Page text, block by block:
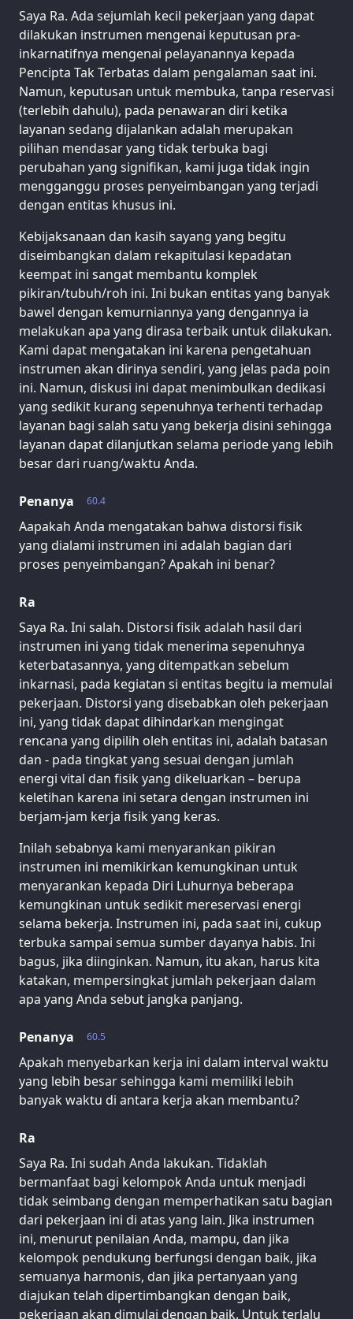
Saya Ra. Ada sejumlah kecil pekerjaan yang dapat
dilakukan instrumen mengenai keputusan pra-
inkarnatifnya mengenai pelayanannya kepada
Pencipta Tak Terbatas dalam pengalaman saat ini.
Namun, keputusan untuk membuka, tanpa reservasi
(terlebih dahulu), pada penawaran diri ketika
layanan sedang dijalankan adalah merupakan
pilihan mendasar yang tidak terbuka bagi
perubahan yang signifikan, kami juga tidak ingin
mengganggu proses penyeimbangan yang terjadi
dengan entitas khusus ini.
Kebijaksanaan dan kasih sayang yang begitu
diseimbangkan dalam rekapitulasi kepadatan
keempat ini sangat membantu komplek
pikiran/tubuh/roh ini. Ini bukan entitas yang banyak
bawel dengan kemurniannya yang dengannya ia
melakukan apa yang dirasa terbaik untuk dilakukan.
Kami dapat mengatakan ini karena pengetahuan
instrumen akan dirinya sendiri, yang jelas pada poin
ini. Namun, diskusi ini dapat menimbulkan dedikasi
yang sedikit kurang sepenuhnya terhenti terhadap
layanan bagi salah satu yang bekerja disini sehingga
layanan dapat dilanjutkan selama periode yang lebih
besar dari ruang/waktu Anda.
60.4
Penanya
Aapakah Anda mengatakan bahwa distorsi fisik
yang dialami instrumen ini adalah bagian dari
proses penyeimbangan? Apakah ini benar?
Ra
Saya Ra. Ini salah. Distorsi fisik adalah hasil dari
instrumen ini yang tidak menerima sepenuhnya
keterbatasannya, yang ditempatkan sebelum
inkarnasi, pada kegiatan si entitas begitu ia memulai
pekerjaan. Distorsi yang disebabkan oleh pekerjaan
ini, yang tidak dapat dihindarkan mengingat
rencana yang dipilih oleh entitas ini, adalah batasan
dan - pada tingkat yang sesuai dengan jumlah
energi vital dan fisik yang dikeluarkan – berupa
keletihan karena ini setara dengan instrumen ini
berjam-jam kerja fisik yang keras.
Inilah sebabnya kami menyarankan pikiran
instrumen ini memikirkan kemungkinan untuk
menyarankan kepada Diri Luhurnya beberapa
kemungkinan untuk sedikit mereservasi energi
selama bekerja. Instrumen ini, pada saat ini, cukup
terbuka sampai semua sumber dayanya habis. Ini
bagus, jika diinginkan. Namun, itu akan, harus kita
katakan, mempersingkat jumlah pekerjaan dalam
apa yang Anda sebut jangka panjang.
60.5
Penanya
Apakah menyebarkan kerja ini dalam interval waktu
yang lebih besar sehingga kami memiliki lebih
banyak waktu di antara kerja akan membantu?
Ra
Saya Ra. Ini sudah Anda lakukan. Tidaklah
bermanfaat bagi kelompok Anda untuk menjadi
tidak seimbang dengan memperhatikan satu bagian
dari pekerjaan ini di atas yang lain. Jika instrumen
ini, menurut penilaian Anda, mampu, dan jika
kelompok pendukung berfungsi dengan baik, jika
semuanya harmonis, dan jika pertanyaan yang
diajukan telah dipertimbangkan dengan baik,
pekerjaan akan dimulai dengan baik. Untuk terlalu